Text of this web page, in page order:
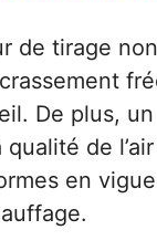
de tirage
De plus,
de
en